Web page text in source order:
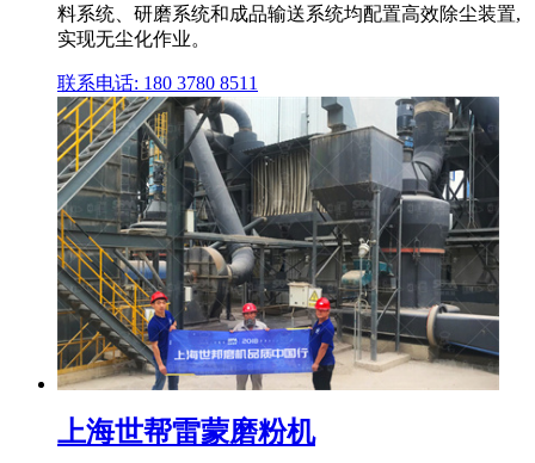
料系统、研磨系统和成品输送系统均配置高效除尘装置,
实现无尘化作业。
联系电话: 180 3780 8511
上海世帮雷蒙磨粉机